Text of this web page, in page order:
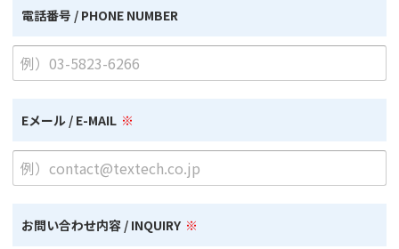
電話番号 / PHONE NUMBER
Eメール / E-MAIL
お問い合わせ内容 / INQUIRY